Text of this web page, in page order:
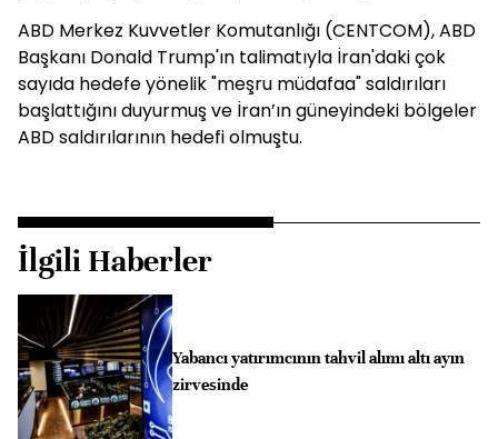
ABD Merkez Kuvvetler Komutanlığı (CENTCOM), ABD
Başkanı Donald Trump'ın talimatıyla İran'daki çok
sayıda hedefe yönelik "meşru müdafaa" saldırıları
başlattığını duyurmuş ve İran’ın güneyindeki bölgeler
ABD saldırılarının hedefi olmuştu.
İlgili Haberler
Yabancı yatırımcının tahvil alımı altı ayın
zirvesinde